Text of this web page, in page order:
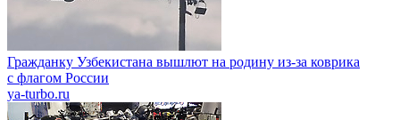
Гражданку Узбекистана вышлют на родину из-за коврика
с флагом России
ya-turbo.ru